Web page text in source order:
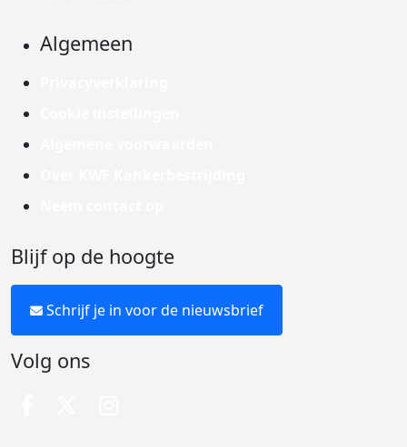
Algemeen
Blijf op de hoogte
Schrijf je in voor de nieuwsbrief
Volg ons